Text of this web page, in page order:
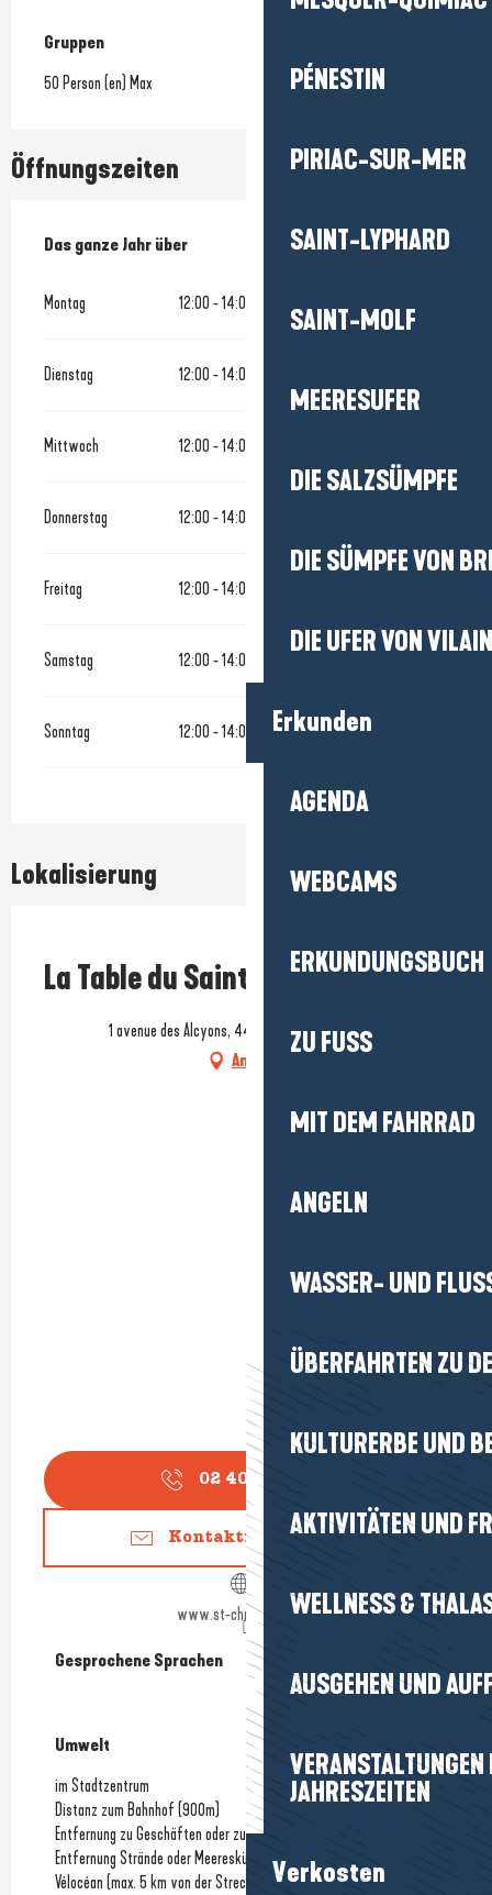
PÉNESTIN
PIRIAC-SUR-MER
SAINT-LYPHARD
SAINT-MOLF
MEERESUFER
DIE SALZSÜMPFE
DIE SÜMPFE VON
DIE UFER VON
Erkunden
AGENDA
WEBCAMS
ERKUNDUNGSBUCH
ZU FUSS
MIT DEM FAHRRAD
ANGELN
WASSER- UND
ÜBERFAHRTEN ZU
KULTURERBE UND
AKTIVITÄTEN UND
WELLNESS &
AUSGEHEN UND
JAHRESZEITEN
Verkosten
Gruppen
Gruppen
50 Person (en) Max
Öffnungszeiten
Das ganze Jahr über
Das ganze Jahr über
Montag 12:00 - 14:00
Dienstag 12:00 - 14:00
Mittwoch 12:00 - 14:00
Donnerstag 12:00 - 14:00
Freitag 12:00 - 14:00
Samstag 12:00 - 14:00
Sonntag 12:00 - 14:00 19:00 - 21:00
Lokalisierung
La Table du Saint-Christophe
Prestataire engagé dans une démarche environnementale
1 avenue des Alcyons, 44500 La Baule-Escoublac
Anfahrt
02 40 62 40
Kontaktieren Sie uns
www.st-christophe.com
Gesprochene Sprachen
Gesprochene Sprachen
Umwelt
Umwelt
im Stadtzentrum
Distanz zum Bahnhof (900m)
Entfernung zu Geschäften oder zum Stadtzentrum
Entfernung Strände oder Meeresküste
(100m)
Vélocéan (max. 5 km von der Strecke entfernt)